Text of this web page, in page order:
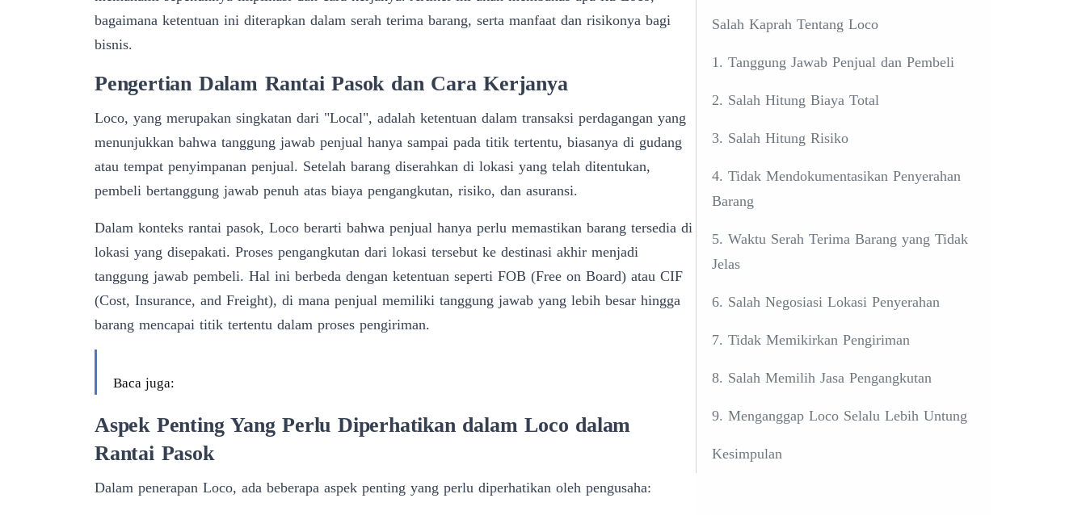
bagaimana ketentuan ini diterapkan dalam serah terima barang, serta manfaat dan risikonya bagi
bisnis.
Pengertian Dalam Rantai Pasok dan Cara Kerjanya
Loco, yang merupakan singkatan dari "Local", adalah ketentuan dalam transaksi perdagangan yang
menunjukkan bahwa tanggung jawab penjual hanya sampai pada titik tertentu, biasanya di gudang
atau tempat penyimpanan penjual. Setelah barang diserahkan di lokasi yang telah ditentukan,
pembeli bertanggung jawab penuh atas biaya pengangkutan, risiko, dan asuransi.
Dalam konteks rantai pasok, Loco berarti bahwa penjual hanya perlu memastikan barang tersedia di
lokasi yang disepakati. Proses pengangkutan dari lokasi tersebut ke destinasi akhir menjadi
tanggung jawab pembeli. Hal ini berbeda dengan ketentuan seperti FOB (Free on Board) atau CIF
(Cost, Insurance, and Freight), di mana penjual memiliki tanggung jawab yang lebih besar hingga
barang mencapai titik tertentu dalam proses pengiriman.
Baca juga:
Aspek Penting Yang Perlu Diperhatikan dalam Loco dalam
Rantai Pasok
Dalam penerapan Loco, ada beberapa aspek penting yang perlu diperhatikan oleh pengusaha:
Salah Kaprah Tentang Loco
1. Tanggung Jawab Penjual dan Pembeli
2. Salah Hitung Biaya Total
3. Salah Hitung Risiko
4. Tidak Mendokumentasikan Penyerahan
Barang
5. Waktu Serah Terima Barang yang Tidak
Jelas
6. Salah Negosiasi Lokasi Penyerahan
7. Tidak Memikirkan Pengiriman
8. Salah Memilih Jasa Pengangkutan
9. Menganggap Loco Selalu Lebih Untung
Kesimpulan